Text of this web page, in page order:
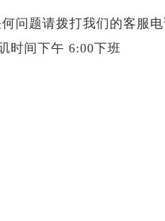
问题请拨打我们的客服电
时间下午 6:00下班